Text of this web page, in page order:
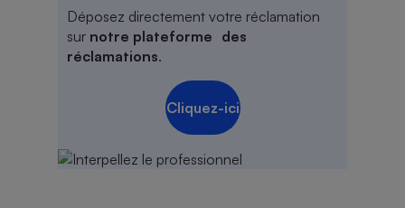
Déposez directement votre réclamation
sur notre plateforme des
réclamations.
Cliquez-ici